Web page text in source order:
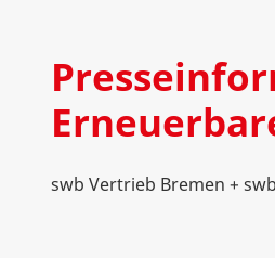
swb Vertrieb Bremen +